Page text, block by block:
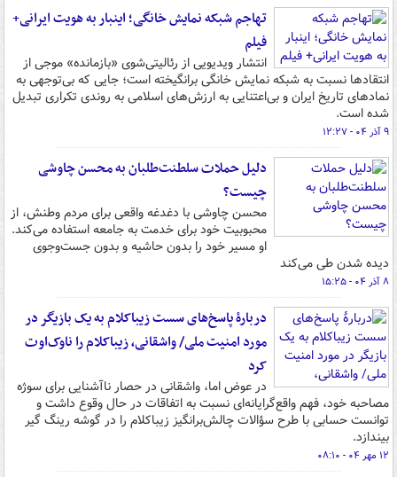
تهاجم شبکه نمایش خانگی؛ اینبار به هویت ایرانی+
فیلم
انتشار ویدیویی از رئالیتی‌شوی «بازمانده» موجی از
انتقادها نسبت به شبکه نمایش خانگی برانگیخته است؛ جایی که بی‌توجهی به
نمادهای تاریخ ایران و بی‌اعتنایی به ارزش‌های اسلامی به روندی تکراری تبدیل
شده است.
۹ آذر ۰۴ - ۱۲:۲۷
دلیل حملات سلطنت‌طلبان به محسن چاوشی
چیست؟
محسن چاوشی با دغدغه واقعی برای مردم وطنش، از
محبوبیت خود برای خدمت به جامعه استفاده می‌کند.
او مسیر خود را بدون حاشیه و بدون جست‌وجوی
دیده‌ شدن طی می‌کند
۸ آذر ۰۴ - ۱۵:۲۵
دربارۀ پاسخ‌های سست زیباکلام به یک بازیگر در
مورد امنیت ملی/ واشقانی، زیباکلام را ناوک‌اوت
کرد
در عوض اما، واشقانی در حصار ناآشنایی برای سوژه
مصاحبه خود، فهم واقع‌گرایانه‌ای نسبت به اتفاقات در حال وقوع داشت و
توانست حسابی با طرح سؤالات چالش‌برانگیز زیباکلام را در گوشه رینگ گیر
بیندازد.
۱۲ مهر ۰۴ - ۰۸:۱۰